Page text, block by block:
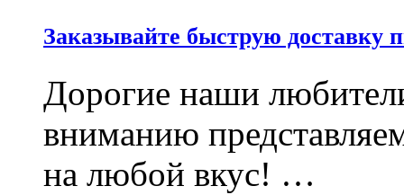
Заказывайте быструю доставку
Дорогие наши
вниманию
на любой вкус! …